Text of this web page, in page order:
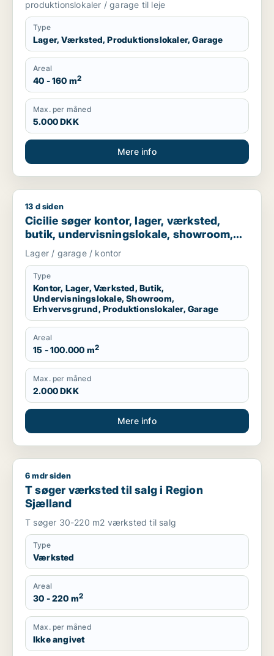
produktionslokaler / garage til leje
Type
Lager, Værksted, Produktionslokaler, Garage
Areal
40 - 160 m2
Max. per måned
5.000 DKK
Mere info
Cicilie søger kontor, lager, værksted, butik,
13 d siden
Cicilie søger kontor, lager, værksted,
butik, undervisningslokale, showroom,
erhvervsgrund, produktionslokaler eller
garage til leje i Region Sjælland eller
Nordsjælland
Lager / garage / kontor
Type
Kontor, Lager, Værksted, Butik,
Undervisningslokale, Showroom,
Erhvervsgrund, Produktionslokaler, Garage
Areal
15 - 100.000 m2
Max. per måned
2.000 DKK
Mere info
T søger værksted til salg i Region Sjælland
6 mdr siden
T søger værksted til salg i Region
Sjælland
T søger 30-220 m2 værksted til salg
Type
Værksted
Areal
30 - 220 m2
Max. per måned
Ikke angivet